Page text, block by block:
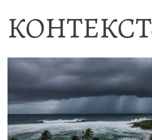
КОНТЕКСТ